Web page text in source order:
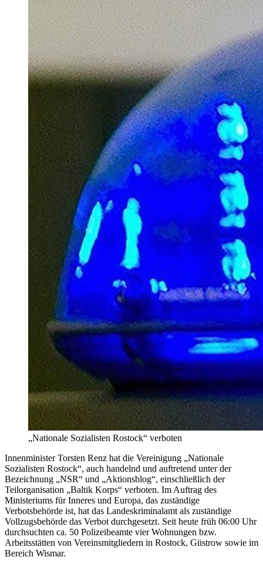
„Nationale Sozialisten Rostock“ verboten
Innenminister Torsten Renz hat die Vereinigung „Nationale
Sozialisten Rostock“, auch handelnd und auftretend unter der
Bezeichnung „NSR“ und „Aktionsblog“, einschließlich der
Teilorganisation „Baltik Korps“ verboten. Im Auftrag des
Ministeriums für Inneres und Europa, das zuständige
Verbotsbehörde ist, hat das Landeskriminalamt als zuständige
Vollzugsbehörde das Verbot durchgesetzt. Seit heute früh 06:00 Uhr
durchsuchten ca. 50 Polizeibeamte vier Wohnungen bzw.
Arbeitsstätten von Vereinsmitgliedern in Rostock, Güstrow sowie im
Bereich Wismar.